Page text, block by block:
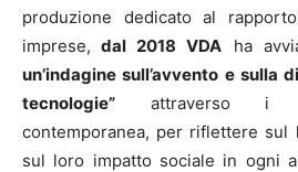
produzione dedicato al
imprese, dal 2018 VDA ha
un’indagine sull’avvento e sulla
tecnologie” attraverso i
contemporanea, per riflettere sul
sul loro impatto sociale in ogni